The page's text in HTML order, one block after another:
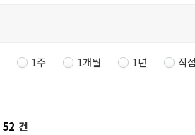
1주 1개월 1년 직
52 건